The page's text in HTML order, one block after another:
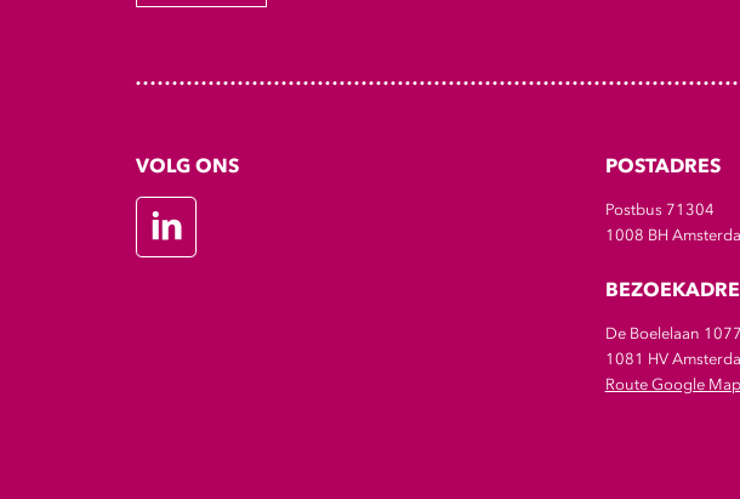
VOLG ONS
LinkedIn
POSTADRES
Postbus 71304
1008 BH
De Boelelaan 1077
1081 HV
Route Google